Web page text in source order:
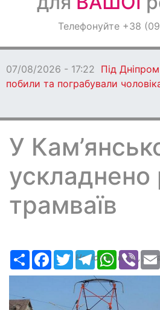
ОголошенняТелефонуйте +38
07/08/2026 - 17:22 Під Дніпром
побили та пограбували
У
ускладнено
трамваїв
РесурсFacebook
TwitterTelegram
Надіслав: ilona ,